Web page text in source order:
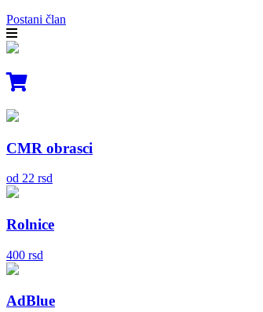
Postani član
CMR obrasci
od 22 rsd
Rolnice
400 rsd
AdBlue